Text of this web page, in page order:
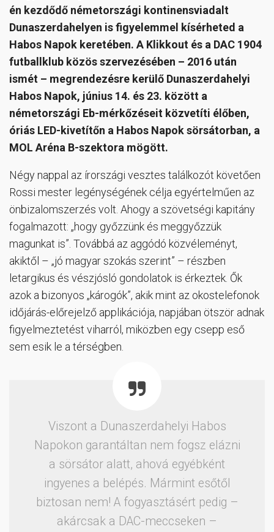
én kezdődő németországi kontinensviadalt
Dunaszerdahelyen is figyelemmel kísérheted a
Habos Napok keretében. A Klikkout és a DAC 1904
futballklub közös szervezésében – 2016 után
ismét – megrendezésre kerülő Dunaszerdahelyi
Habos Napok, június 14. és 23. között a
németországi Eb-mérkőzéseit közvetíti élőben,
óriás LED-kivetítőn a Habos Napok sörsátorban, a
MOL Aréna B-szektora mögött.
Négy nappal az írországi vesztes találkozót követően
Rossi mester legénységének célja egyértelműen az
önbizalomszerzés volt. Ahogy a szövetségi kapitány
fogalmazott: „hogy győzzünk és meggyőzzük
magunkat is”. Továbbá az aggódó közvéleményt,
akiktől – „jó magyar szokás szerint” – részben
letargikus és vészjósló gondolatok is érkeztek. Ők
azok a bizonyos „károgók”, akik mint az okostelefonok
időjárás-előrejelző applikációja, napjában ötször adnak
figyelmeztetést viharról, miközben egy csepp eső
sem esik le a térségben.
Viszont a Dunaszerdahelyi Habos
Napokon garantáltan nem fogsz elázni
a sörsátor alatt, ahová egyébként
ingyenes a belépés. Mármint esőtől
biztosan nem! A fogyasztásért pedig –
akárcsak a DAC-meccseken –